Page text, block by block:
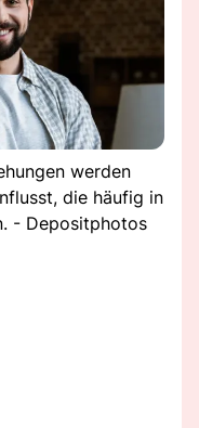
werden
die häufig in
- Depositphotos